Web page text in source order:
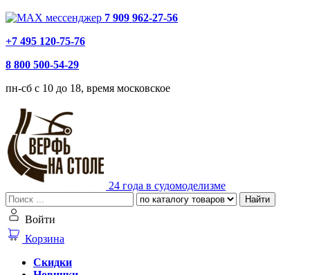
7 909 962-27-56
+7 495 120-75-76
8 800 500-54-29
пн-сб с 10 до 18, время московское
24 года в судомоделизме
Найти
Войти
Корзина
Скидки